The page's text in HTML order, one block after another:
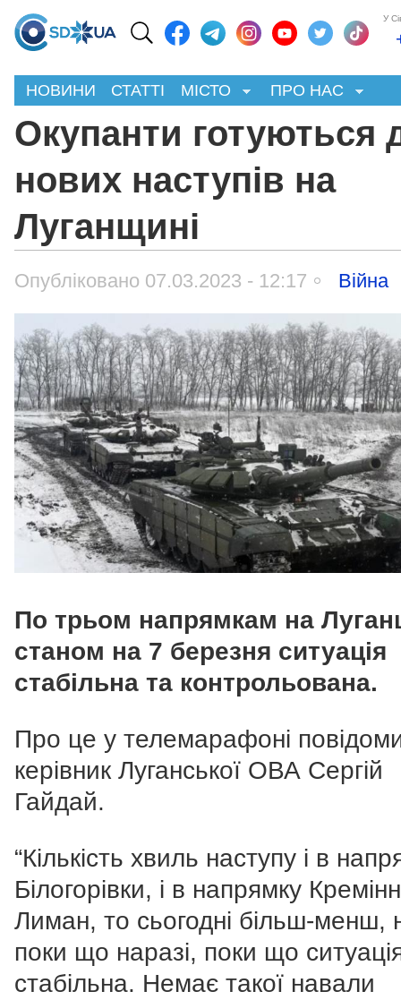
У
НОВИНИ СТАТТІ МІСТО ПРО НАС
Окупанти готуються
нових наступів на
Луганщині
Опубліковано 07.03.2023 - 12:17 Війна
По трьом напрямкам на
станом на 7 березня ситуація
стабільна та контрольована.
Про це у телемарафоні
керівник Луганської ОВА Сергій
Гайдай.
“Кількість хвиль наступу і в
Білогорівки, і в напрямку
Лиман, то сьогодні більш-менш,
поки що наразі, поки що
стабільна. Немає такої навали